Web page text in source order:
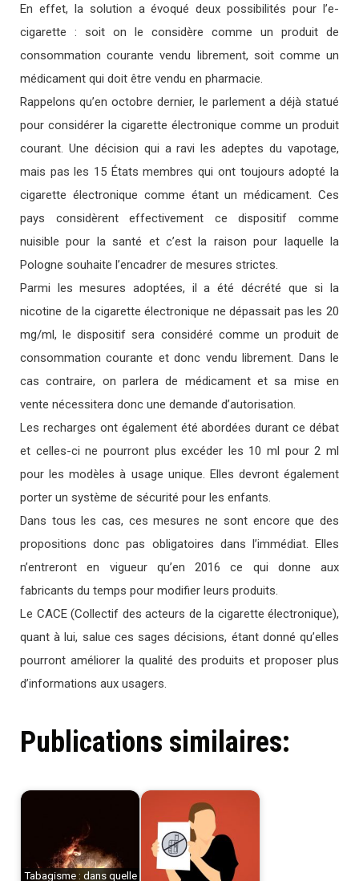
En effet, la solution a évoqué deux possibilités pour l’e-
cigarette : soit on le considère comme un produit de
consommation courante vendu librement, soit comme un
médicament qui doit être vendu en pharmacie.
Rappelons qu’en octobre dernier, le parlement a déjà statué
pour considérer la cigarette électronique comme un produit
courant. Une décision qui a ravi les adeptes du vapotage,
mais pas les 15 États membres qui ont toujours adopté la
cigarette électronique comme étant un médicament. Ces
pays considèrent effectivement ce dispositif comme
nuisible pour la santé et c’est la raison pour laquelle la
Pologne souhaite l’encadrer de mesures strictes.
Parmi les mesures adoptées, il a été décrété que si la
nicotine de la cigarette électronique ne dépassait pas les 20
mg/ml, le dispositif sera considéré comme un produit de
consommation courante et donc vendu librement. Dans le
cas contraire, on parlera de médicament et sa mise en
vente nécessitera donc une demande d’autorisation.
Les recharges ont également été abordées durant ce débat
et celles-ci ne pourront plus excéder les 10 ml pour 2 ml
pour les modèles à usage unique. Elles devront également
porter un système de sécurité pour les enfants.
Dans tous les cas, ces mesures ne sont encore que des
propositions donc pas obligatoires dans l’immédiat. Elles
n’entreront en vigueur qu’en 2016 ce qui donne aux
fabricants du temps pour modifier leurs produits.
Le CACE (Collectif des acteurs de la cigarette électronique),
quant à lui, salue ces sages décisions, étant donné qu’elles
pourront améliorer la qualité des produits et proposer plus
d’informations aux usagers.
Publications similaires:
Tabagisme : dans quelle